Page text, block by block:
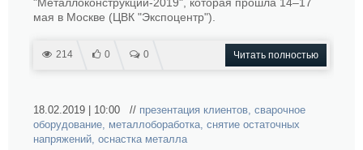
мая в Москве (ЦВК "Экспоцентр").
214 0 0 Читать полностью
18.02.2019 | 10:00 // презентация клиентов, сварочное
оборудование, металлобоработка, снятие остаточных
напряжений, оснастка металла